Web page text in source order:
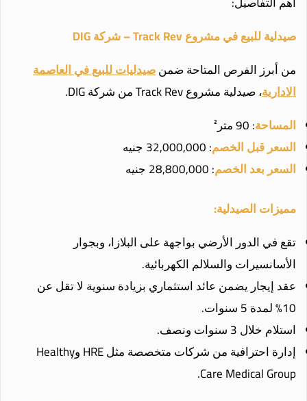
صيدلية للبيع في مشروع Track Rev – شركة DIG
من أبرز الفرص المتاحة ضمنصيدليات للبيع في العاصمة
الادارية، صيدلية مشروع Track Rev من شركة DIG.
المساحة: 90 متر²
السعر قبل الخصم: 32,000,000 جنيه
السعر بعد الخصم: 28,800,000 جنيه
مميزات الصيدلية:
تقع في الدور الأرضي بواجهة على البلازا، وبجوار
الأسانسيرات والسلالم الكهربائية.
عقد إيجار يضمن عائد استثماري بزيادة سنوية لا تقل عن
10% لمدة 5 سنوات.
استلام خلال 3 سنوات ونصف.
إدارة احترافية من شركات متخصصة مثل HRE وHealthy
Care Medical Group.